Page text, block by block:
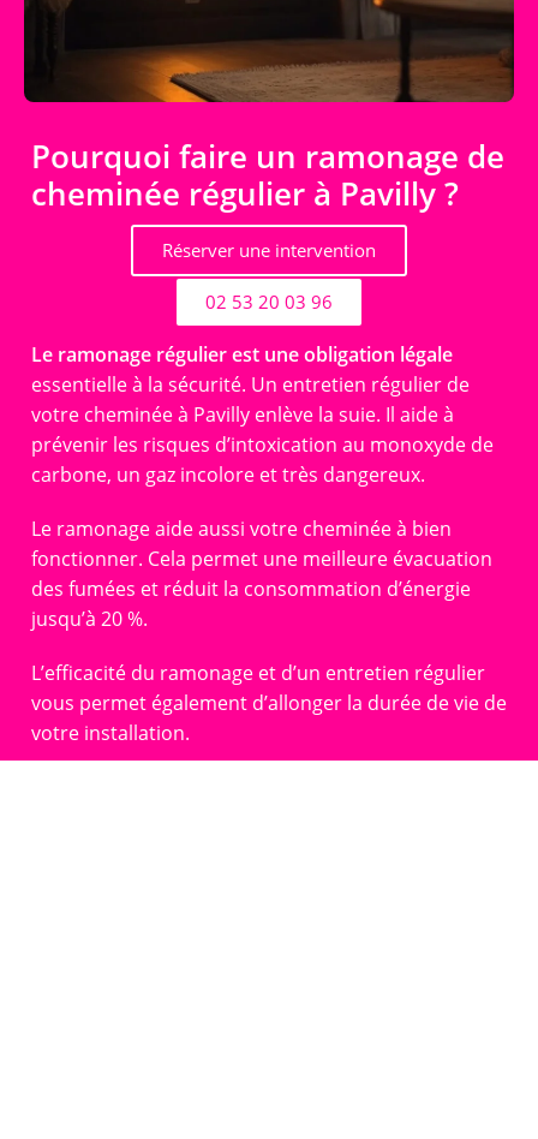
Pourquoi faire un ramonage de
cheminée régulier à Pavilly ?
Réserver une intervention
02 53 20 03 96
Le ramonage régulier est une obligation légale
essentielle à la sécurité. Un entretien régulier de
votre cheminée à Pavilly enlève la suie. Il aide à
prévenir les risques d’intoxication au monoxyde de
carbone, un gaz incolore et très dangereux.
Le ramonage aide aussi votre cheminée à bien
fonctionner. Cela permet une meilleure évacuation
des fumées et réduit la consommation d’énergie
jusqu’à 20 %.
L’efficacité du ramonage et d’un entretien régulier
vous permet également d’allonger la durée de vie de
votre installation.